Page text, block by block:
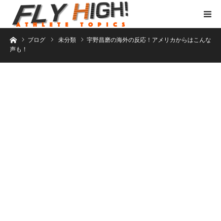
ホームブログ 未分類
宇野昌磨の海外の反応！アメリカからはこんな
声も！